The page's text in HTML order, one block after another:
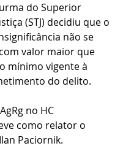
do Superior
(STJ) decidiu que o
não se
valor maior que
mínimo vigente à
do delito.
no HC
como relator o
Paciornik.